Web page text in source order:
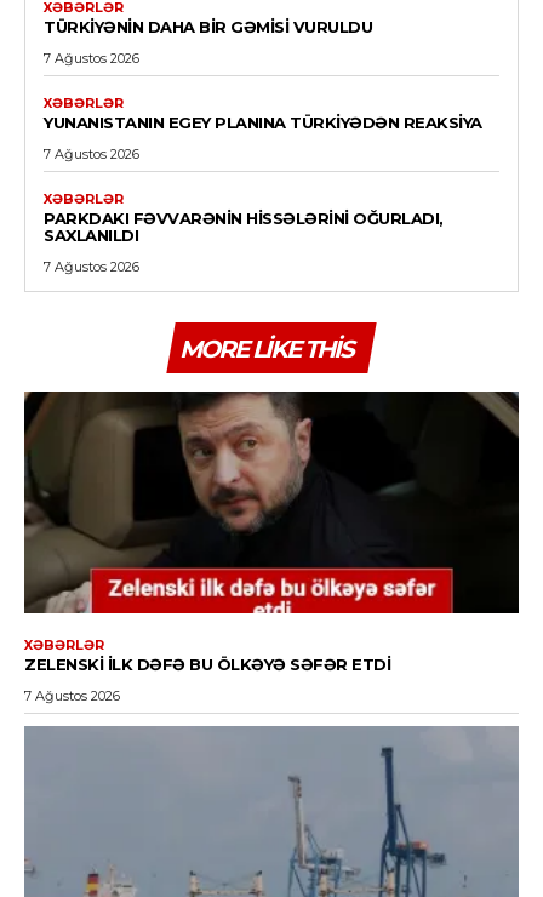
XƏBƏRLƏR
TÜRKIYƏNIN DAHA BIR GƏMISI VURULDU
7 Ağustos 2026
XƏBƏRLƏR
YUNANISTANIN EGEY PLANINA TÜRKIYƏDƏN REAKSIYA
7 Ağustos 2026
XƏBƏRLƏR
PARKDAKI FƏVVARƏNIN HISSƏLƏRINI OĞURLADI,
SAXLANILDI
7 Ağustos 2026
MORE LIKE THIS
XƏBƏRLƏR
ZELENSKI ILK DƏFƏ BU ÖLKƏYƏ SƏFƏR ETDI
7 Ağustos 2026